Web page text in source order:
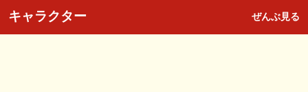
キャラクター ぜんぶ見る